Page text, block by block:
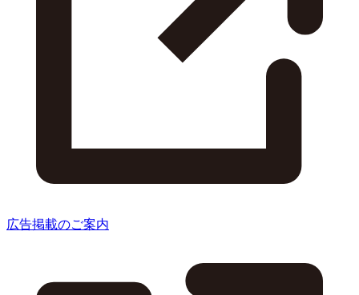
広告掲載のご案内